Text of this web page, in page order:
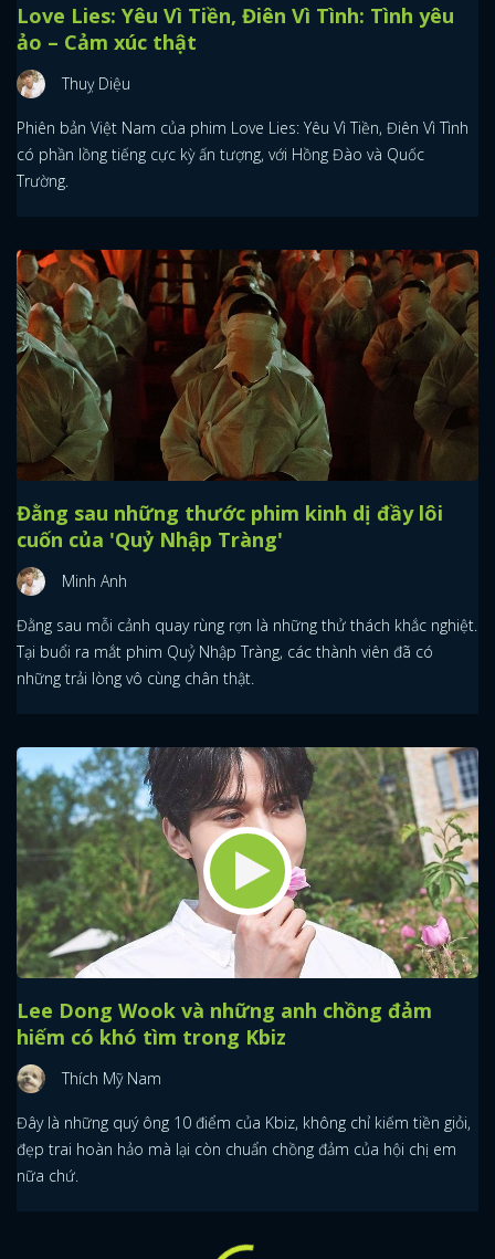
Love Lies: Yêu Vì Tiền, Điên Vì Tình: Tình yêu
ảo – Cảm xúc thật
Thuỵ Diệu
Phiên bản Việt Nam của phim Love Lies: Yêu Vì Tiền, Điên Vì Tình
có phần lồng tiếng cực kỳ ấn tượng, với Hồng Đào và Quốc
Trường.
Đằng sau những thước phim kinh dị đầy lôi
cuốn của 'Quỷ Nhập Tràng'
Minh Anh
Đằng sau mỗi cảnh quay rùng rợn là những thử thách khắc nghiệt.
Tại buổi ra mắt phim Quỷ Nhập Tràng, các thành viên đã có
những trải lòng vô cùng chân thật.
Lee Dong Wook và những anh chồng đảm
hiếm có khó tìm trong Kbiz
Thích Mỹ Nam
Đây là những quý ông 10 điểm của Kbiz, không chỉ kiếm tiền giỏi,
đẹp trai hoàn hảo mà lại còn chuẩn chồng đảm của hội chị em
nữa chứ.